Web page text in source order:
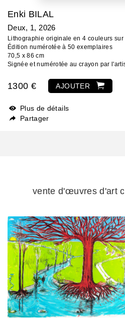
Enki BILAL
Deux, 1, 2026
Lithographie originale en 4 couleurs
Édition numérotée à 50 exemplaires
70,5 x 86 cm
Signée et numérotée au crayon par
1300 € AJOUTER
Plus de détails
Partager
vente d'œuvres d'art